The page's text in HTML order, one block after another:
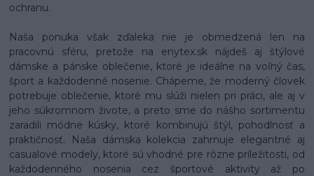
ochranu.
Naša ponuka však zďaleka nie je obmedzená len na
pracovnú sféru, pretože na enytex.sk nájdeš aj štýlové
dámske a pánske oblečenie, ktoré je ideálne na voľný čas,
šport a každodenné nosenie. Chápeme, že moderný človek
potrebuje oblečenie, ktoré mu slúži nielen pri práci, ale aj v
jeho súkromnom živote, a preto sme do nášho sortimentu
zaradili módne kúsky, ktoré kombinujú štýl, pohodlnosť a
praktičnosť. Naša dámska kolekcia zahrnuje elegantné aj
casualové modely, ktoré sú vhodné pre rôzne príležitosti, od
každodenného nosenia cez športové aktivity až po